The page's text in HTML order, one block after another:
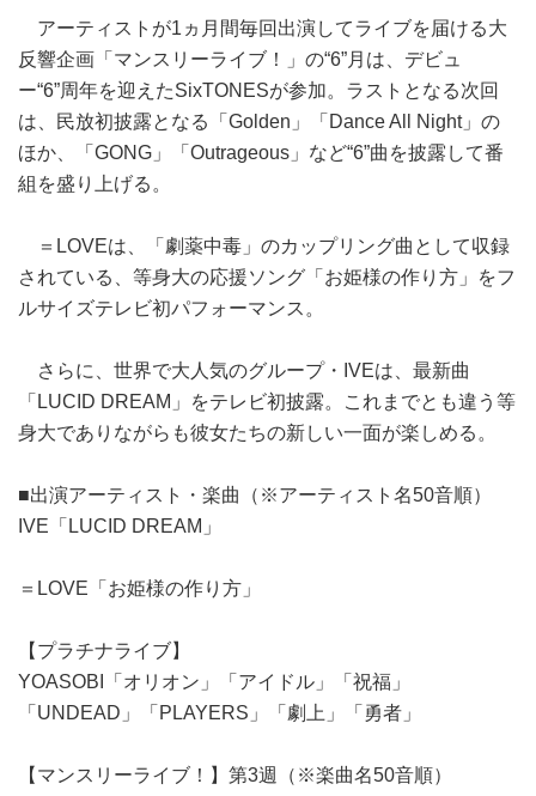
アーティストが1ヵ月間毎回出演してライブを届ける大
反響企画「マンスリーライブ！」の“6”月は、デビュ
ー“6”周年を迎えたSixTONESが参加。ラストとなる次回
は、民放初披露となる「Golden」「Dance All Night」の
ほか、「GONG」「Outrageous」など“6”曲を披露して番
組を盛り上げる。
＝LOVEは、「劇薬中毒」のカップリング曲として収録
されている、等身大の応援ソング「お姫様の作り方」をフ
ルサイズテレビ初パフォーマンス。
さらに、世界で大人気のグループ・IVEは、最新曲
「LUCID DREAM」をテレビ初披露。これまでとも違う等
身大でありながらも彼女たちの新しい一面が楽しめる。
■出演アーティスト・楽曲（※アーティスト名50音順）
IVE「LUCID DREAM」
＝LOVE「お姫様の作り方」
【プラチナライブ】
YOASOBI「オリオン」「アイドル」「祝福」
「UNDEAD」「PLAYERS」「劇上」「勇者」
【マンスリーライブ！】第3週（※楽曲名50音順）